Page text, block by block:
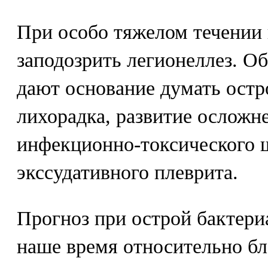
При особо тяжелом течении
заподозрить легионеллез.
дают основание думать
лихорадка, развитие
инфекционно-токсического
экссудативного плеврита.
Прогноз при острой
наше время относительно